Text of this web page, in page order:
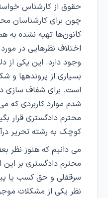
حقوق از کارشناس
چون برای کارشناسان
کانون‌ها تهیه نشده به
اختلاف نظرهایی در
وجود دارد. این یکی از
بسیاری از پروندهها و
است. برای شفاف سازی
شدم موارد کاربردی که
محترم دادگستری قرار
کوچک به رشته تحریر
می دانیم که هنوز نظر
محترم دادگستری بر
سرقفلی و حق کسب یا
نظر یکی از مشکلات